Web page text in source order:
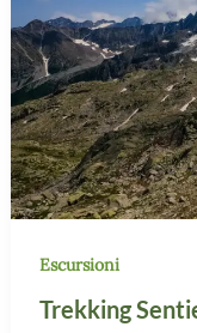
Escursioni
Trekking